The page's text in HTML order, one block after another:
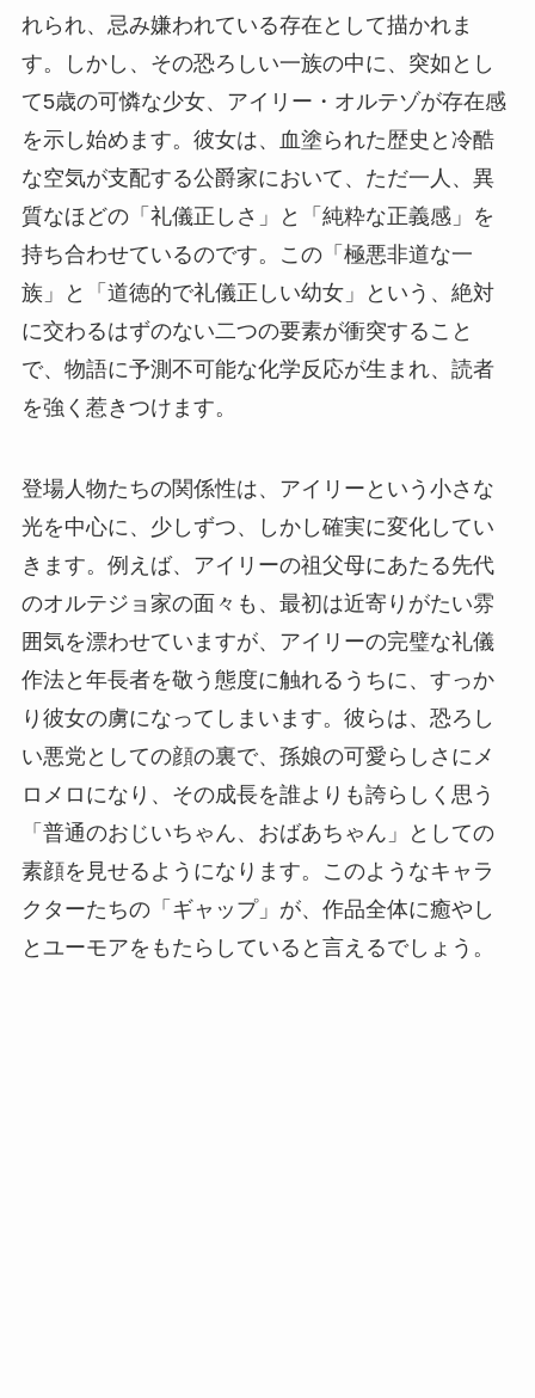
れられ、忌み嫌われている存在として描かれま
す。しかし、その恐ろしい一族の中に、突如とし
て5歳の可憐な少女、アイリー・オルテゾが存在感
を示し始めます。彼女は、血塗られた歴史と冷酷
な空気が支配する公爵家において、ただ一人、異
質なほどの「礼儀正しさ」と「純粋な正義感」を
持ち合わせているのです。この「極悪非道な一
族」と「道徳的で礼儀正しい幼女」という、絶対
に交わるはずのない二つの要素が衝突すること
で、物語に予測不可能な化学反応が生まれ、読者
を強く惹きつけます。
登場人物たちの関係性は、アイリーという小さな
光を中心に、少しずつ、しかし確実に変化してい
きます。例えば、アイリーの祖父母にあたる先代
のオルテジョ家の面々も、最初は近寄りがたい雰
囲気を漂わせていますが、アイリーの完璧な礼儀
作法と年長者を敬う態度に触れるうちに、すっか
り彼女の虜になってしまいます。彼らは、恐ろし
い悪党としての顔の裏で、孫娘の可愛らしさにメ
ロメロになり、その成長を誰よりも誇らしく思う
「普通のおじいちゃん、おばあちゃん」としての
素顔を見せるようになります。このようなキャラ
クターたちの「ギャップ」が、作品全体に癒やし
とユーモアをもたらしていると言えるでしょう。